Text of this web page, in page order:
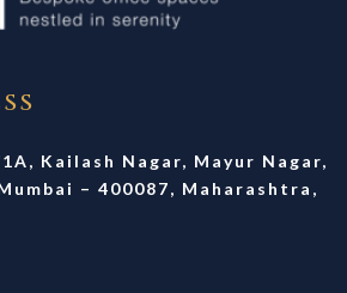
Kailash Nagar, Mayur Nagar,
– 400087, Maharashtra,